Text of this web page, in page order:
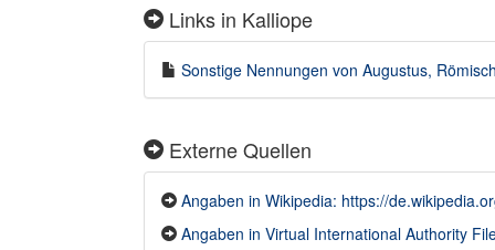
Links in Kalliope
Sonstige Nennungen von Augustus,
Externe Quellen
Angaben in Wikipedia: https://
Angaben in Virtual International Authority